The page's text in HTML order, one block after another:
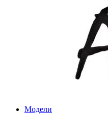
Модели